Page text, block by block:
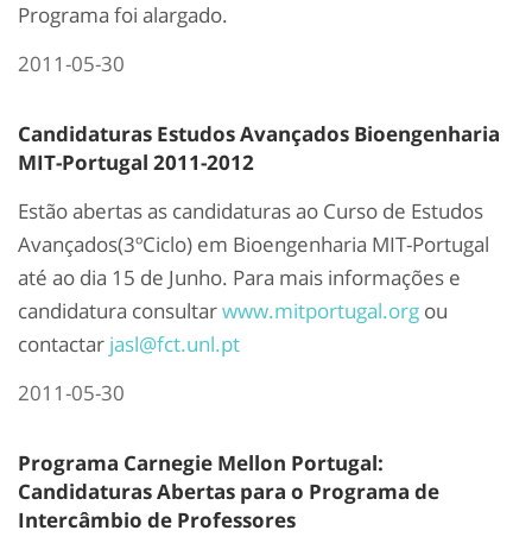
Programa foi alargado.
2011-05-30
Candidaturas Estudos Avançados Bioengenharia
MIT-Portugal 2011-2012
Estão abertas as candidaturas ao Curso de Estudos
Avançados(3ºCiclo) em Bioengenharia MIT-Portugal
até ao dia 15 de Junho. Para mais informações e
candidatura consultarwww.mitportugal.org ou
contactar jasl@fct.unl.pt
2011-05-30
Programa Carnegie Mellon Portugal:
Candidaturas Abertas para o Programa de
Intercâmbio de Professores